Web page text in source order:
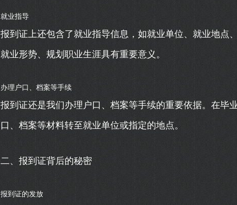
就业指导
报到证上还包含了就业指导信息，如就业单位、就业地点
就业形势、规划职业生涯具有重要意义。
办理户口、档案等手续
报到证还是我们办理户口、档案等手续的重要依据。在毕
口、档案等材料转至就业单位或指定的地点。
二、报到证背后的秘密
报到证的发放